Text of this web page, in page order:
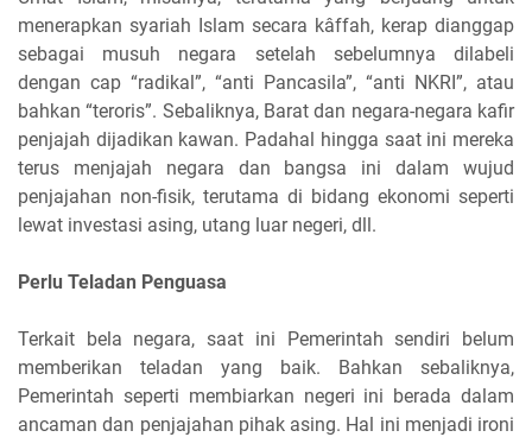
menerapkan syariah Islam secara kâffah, kerap dianggap
sebagai musuh negara setelah sebelumnya dilabeli
dengan cap “radikal”, “anti Pancasila”, “anti NKRI”, atau
bahkan “teroris”. Sebaliknya, Barat dan negara-negara kafir
penjajah dijadikan kawan. Padahal hingga saat ini mereka
terus menjajah negara dan bangsa ini dalam wujud
penjajahan non-fisik, terutama di bidang ekonomi seperti
lewat investasi asing, utang luar negeri, dll.
Perlu Teladan Penguasa
Terkait bela negara, saat ini Pemerintah sendiri belum
memberikan teladan yang baik. Bahkan sebaliknya,
Pemerintah seperti membiarkan negeri ini berada dalam
ancaman dan penjajahan pihak asing. Hal ini menjadi ironi